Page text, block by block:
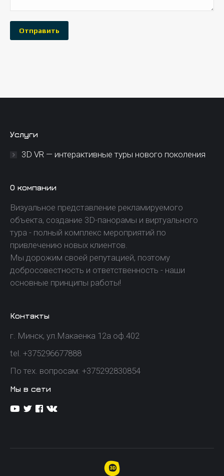
Услуги
3D VR — интерактивные туры нового поколения
О компании
Визуальное представление рекламируемого
объекта, создание 3D-панорамы и виртуального
тура - полный комплекс мероприятий по
привлечению новых клиентов.
Мы дорожим своей репутацией, поэтому
добросовестность и ответственность - наши
основные принципы работы!
Контакты
г. Минск, ул.Макаенка 12а оф.402
tel. +375296677888
По тех. вопросам: +375292830854
Мы в сети